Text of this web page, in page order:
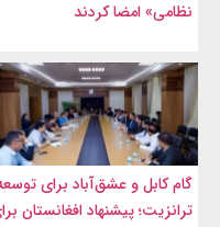
نظامی» امضا کردند
گام کابل و عشق‌آباد برای
ترانزیت؛ پیشنهاد افغانستان